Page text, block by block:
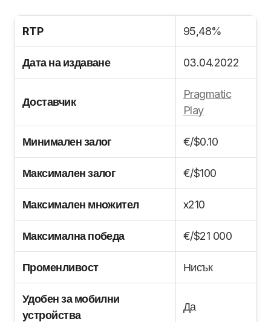
RTP 95,48%
Дата на издаване 03.04.2022
Доставчик
Pragmatic
Play
Минимален залог €/$0.10
Максимален залог €/$100
Максимален множител x210
Максимална победа €/$21 000
Променливост Нисък
Удобен за мобилни
устройства
Да